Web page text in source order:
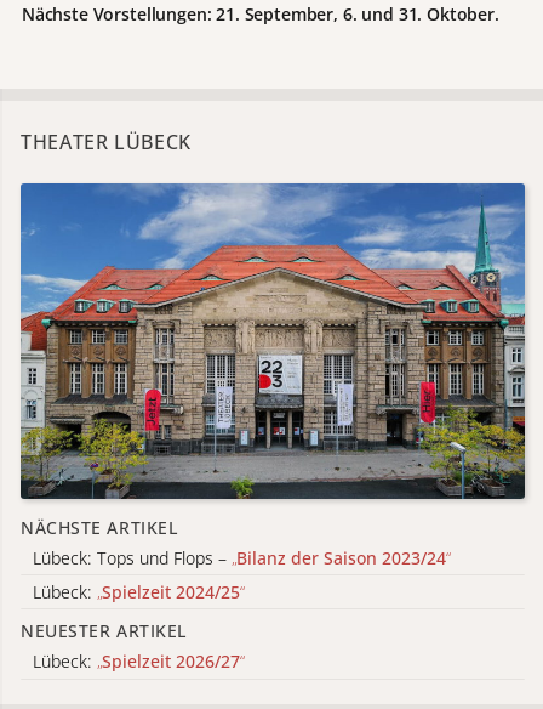
Nächste Vorstellungen: 21. September, 6. und 31. Oktober.
THEATER LÜBECK
NÄCHSTE ARTIKEL
Lübeck: Tops und Flops – „Bilanz der Saison 2023/24“
Lübeck: „Spielzeit 2024/25“
NEUESTER ARTIKEL
Lübeck: „Spielzeit 2026/27“